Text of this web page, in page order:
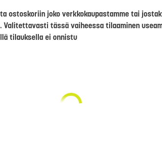
ostoskoriin joko verkkokaupastamme tai
Valitettavasti tässä vaiheessa tilaaminen
tilauksella ei onnistu